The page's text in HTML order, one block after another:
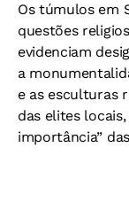
Os túmulos em
questões
evidenciam
a
e as esculturas
das elites
importância”